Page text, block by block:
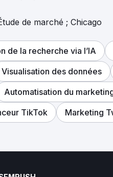
de marché ; Chicago
de la recherche via l’IA
Visualisation des données
Automatisation du
TikTok Marketing